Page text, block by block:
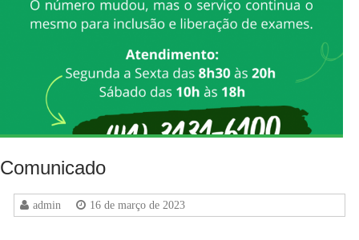
Comunicado
admin 16 de março de 2023